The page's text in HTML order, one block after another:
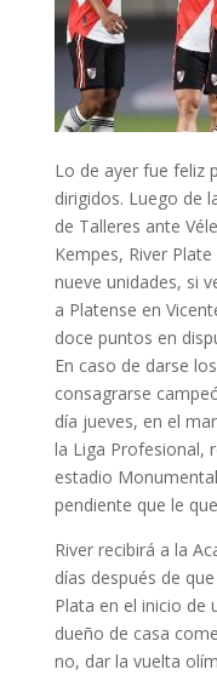
Lo de ayer fue feliz
dirigidos. Luego de
de Talleres ante
Kempes, River
nueve unidades, si
a Platense en
doce puntos en
En caso de darse
consagrarse
día jueves, en el
la Liga Profesional,
estadio
pendiente que le
River recibirá a la
días después de
Plata en el inicio de
dueño de casa
no, dar la vuelta